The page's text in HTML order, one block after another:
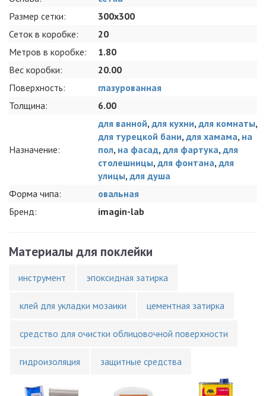
Размер сетки:
300x300
Сеток в коробке:
20
Метров в коробке:
1.80
Вес коробки:
20.00
Поверхность:
глазурованная
Толщина:
6.00
Назначение:
для ванной, для кухни, для комнаты,
для турецкой бани, для хамама, на
пол, на фасад, для фартука, для
столешницы, для фонтана, для
улицы, для душа
Форма чипа:
овальная
Бренд:
imagin-lab
Материалы для поклейки
инструмент эпоксидная затирка
клей для укладки мозаики цементная затирка
средство для очистки облицовочной поверхности
гидроизоляция защитные средства